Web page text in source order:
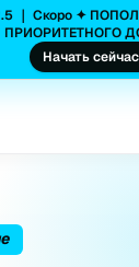
｜ Скоро ✦
ПРИОРИТЕТНОГО
Начать сейчас